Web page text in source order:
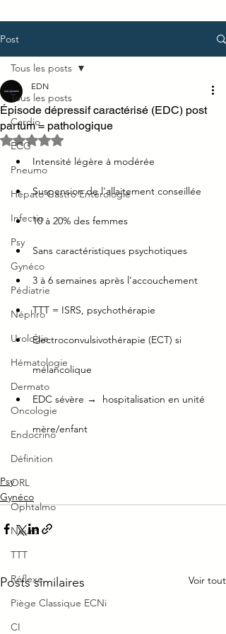
Post
Tous les posts
Cardio
ECG
Pneumo
Hépato Gastro Entérologie
Infectio
Psy
Gynéco
Pédiatrie
Néphro
Urologie
Hématologie
Dermato
Oncologie
Endocrino
Définition
ORL
Ophtalmo
Neuro
TTT
Réflexe
Piège Classique ECNi
CI
Tous les posts
Épisode dépressif caractérisé (EDC) post
partum = pathologique
EDN
Noté NaN étoiles sur 5.
Intensité légère à modérée
Suspension de l'allaitement conseillée
10 à 20% des femmes
Sans caractéristiques psychotiques
3 à 6 semaines après l’accouchement
TTT = ISRS, psychothérapie
Électroconvulsivothérapie (ECT) si
mélancolique
EDC sévère →  hospitalisation en unité
mère/enfant
Psy
Gynéco
Posts similaires Voir tout